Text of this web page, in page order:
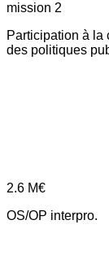
mission 2
Participation à la
des politiques
2.6 M€
OS/OP interpro.